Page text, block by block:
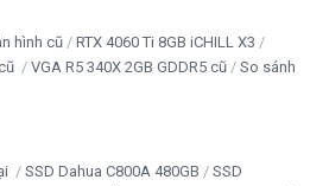
hình cũ
RTX 4060 Ti 8GB iCHILL X3
VGA R5 340X 2GB GDDR5 cũ
So sánh
SSD Dahua C800A 480GB
SSD